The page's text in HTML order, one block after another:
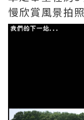
慢欣賞風景拍